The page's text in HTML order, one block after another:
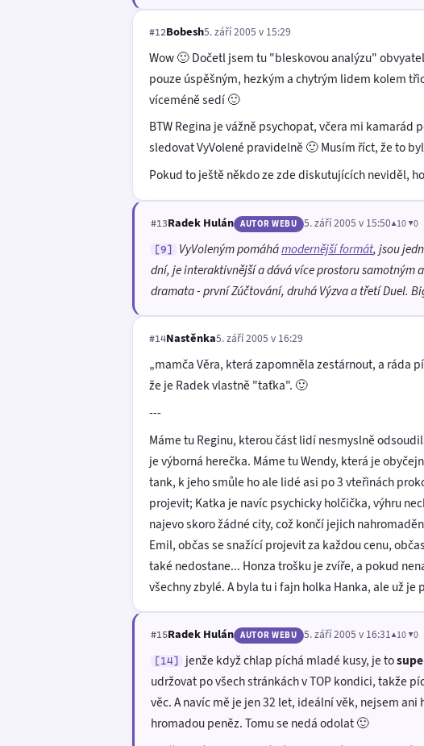
#12Bobesh5. září 2005 v 15:29
Wow 🙂 Dočetl jsem tu "bleskovou analýzu"
pouze úspěšným, hezkým a chytrým lidem kolem
víceméně sedí 🙂
BTW Regina je vážně psychopat, včera mi
sledovat VyVolené pravidelně 🙂 Musím říct, že to
Pokud to ještě někdo ze zde diskutujících neviděl,
#13Radek Hulán AUTOR WEBU 5. září 2005 v 15:50▲10 ▼0
[9] VyVoleným pomáhámodernější formát, jsou
dní, je interaktivnější a dává více prostoru samotným
dramata - první Zúčtování, druhá Výzva a třetí Duel.
#14Nastěnka5. září 2005 v 16:29
mamča Věra, která zapomněla zestárnout, a ráda
že je Radek vlastně "taťka". 🙂
---
Máme tu Reginu, kterou část lidí nesmyslně
je výborná herečka. Máme tu Wendy, která je
tank, k jeho smůle ho ale lidé asi po 3 vteřinách
projevit; Katka je navíc psychicky holčička, výhru
najevo skoro žádné city, což končí jejich
Emil, občas se snažící projevit za každou cenu,
také nedostane... Honza trošku je zvíře, a pokud
všechny zbylé. A byla tu i fajn holka Hanka, ale už je
#15Radek Hulán AUTOR WEBU 5. září 2005 v 16:31▲10 ▼0
[14] jenže když chlap píchá mladé kusy, je to
udržovat po všech stránkách v TOP kondici, takže
věc. A navíc mě je jen 32 let, ideální věk, nejsem
hromadou peněz. Tomu se nedá odolat 🙂